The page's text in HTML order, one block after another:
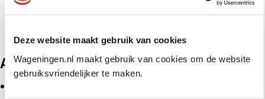
Deze website maakt gebruik van cookies
Wageningen.nl maakt gebruik van cookies om de website
gebruiksvriendelijker te maken.
de training op maandag 21
19.30 tot 20.30 uur bij het Startpunt.
Aanmelden en meer informatie